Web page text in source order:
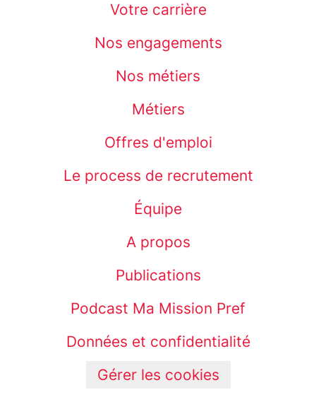
Votre carrière
Nos engagements
Nos métiers
Métiers
Offres d'emploi
Le process de recrutement
Équipe
A propos
Publications
Podcast Ma Mission Pref
Données et confidentialité
Gérer les cookies